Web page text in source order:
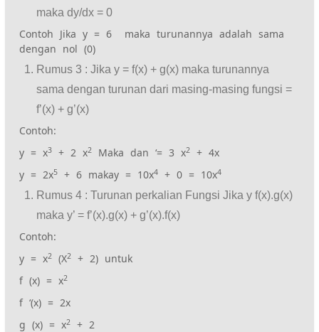
maka dy/dx = 0
Contoh Jika y = 6 maka turunannya adalah sama
dengan nol (0)
Rumus 3 : Jika y = f(x) + g(x) maka turunannya
sama dengan turunan dari masing-masing fungsi =
f’(x) + g’(x)
Contoh:
y = x3 + 2 x2 Maka dan ‘= 3 x2
+ 4x
y = 2x5 + 6 makay = 10x4 + 0 = 10x4
Rumus 4 : Turunan perkalian Fungsi Jika y f(x).g(x)
maka y’ = f’(x).g(x) + g’(x).f(x)
Contoh:
y = x2 (X2
+ 2) untuk
f (x) = x2
f ‘(x) = 2x
g (x) = x2
+ 2